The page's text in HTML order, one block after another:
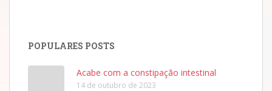
POPULARES POSTS
Acabe com a constipação intestinal
14 de outubro de 2023